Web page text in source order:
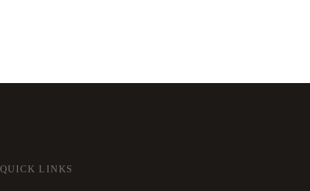
QUICK LINKS